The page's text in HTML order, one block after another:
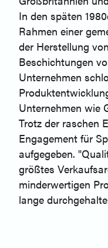
In den späten
Rahmen einer
der Herstellung
Beschichtungen
Unternehmen
Unternehmen wie
Trotz der raschen
Engagement für
aufgegeben.
größtes
minderwertigen
lange